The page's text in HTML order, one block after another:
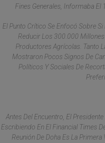
Fines Generales, Informaba El
El Punto Crítico Se Enfocó Sobre
Reducir Los 300.000 Millones
Productores Agrícolas. Tanto
Mostraron Pocos Signos De
Políticos Y Sociales De
Antes Del Encuentro, El
Escribiendo En El Financial Times
Reunión De Doha Es La